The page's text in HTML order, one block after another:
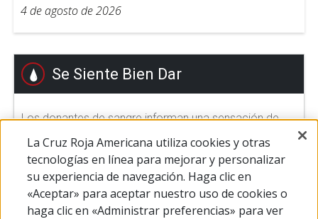
4 de agosto de 2026
Se Siente Bien Dar
Los donantes de sangre informan una sensación de
gran satisfacción después de hacer su donación.
Ayudar a otros a sentirse bien.
DONAR SANGRE
La Cruz Roja Americana utiliza cookies y otras
tecnologías en línea para mejorar y personalizar
su experiencia de navegación. Haga clic en
«Aceptar» para aceptar nuestro uso de cookies o
haga clic en «Administrar preferencias» para ver